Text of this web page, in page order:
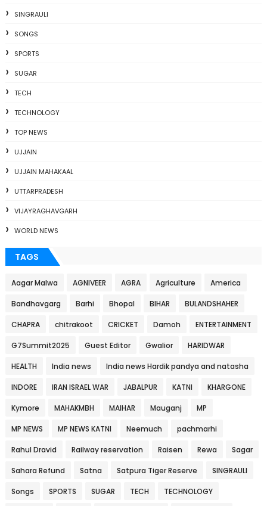
SINGRAULI
SONGS
SPORTS
SUGAR
TECH
TECHNOLOGY
TOP NEWS
UJJAIN
UJJAIN MAHAKAAL
UTTARPRADESH
VIJAYRAGHAVGARH
WORLD NEWS
TAGS
Aagar Malwa AGNIVEER AGRA Agriculture America
Bandhavgarg Barhi Bhopal BIHAR BULANDSHAHER
CHAPRA chitrakoot CRICKET Damoh ENTERTAINMENT
G7Summit2025 Guest Editor Gwalior HARIDWAR
HEALTH India news India news Hardik pandya and natasha
INDORE IRAN ISRAEL WAR JABALPUR KATNI KHARGONE
Kymore MAHAKMBH MAIHAR Mauganj MP
MP NEWS MP NEWS KATNI Neemuch pachmarhi
Rahul Dravid Railway reservation Raisen Rewa Sagar
Sahara Refund Satna Satpura Tiger Reserve SINGRAULI
Songs SPORTS SUGAR TECH TECHNOLOGY